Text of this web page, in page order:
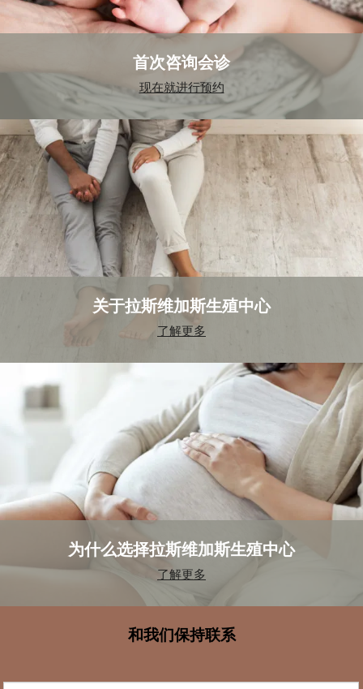
首次咨询会诊
现在就进行预约
关于拉斯维加斯生殖中心
了解更多
为什么选择拉斯维加斯生殖中心
了解更多
和我们保持联系